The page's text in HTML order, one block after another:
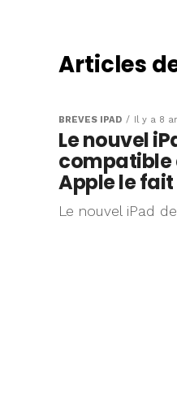
Articles
BRÈVES IPAD Il y a 8
Le nouvel
compatible
Apple le
Le nouvel iPad